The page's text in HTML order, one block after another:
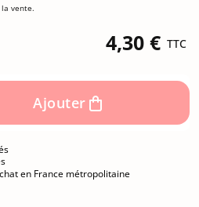
vente.
4,30 € TTC
Ajouter
en France métropolitaine